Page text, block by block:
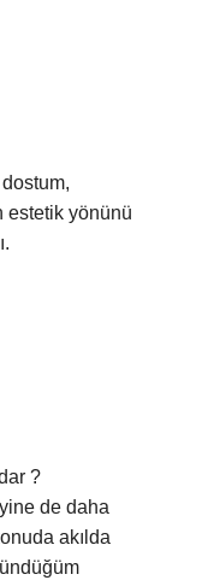
estetik yönünü
?
yine de daha
akılda